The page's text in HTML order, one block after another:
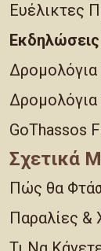
Ευέλικτες
GoThassos
Σχετικά
Πώς θα
Παραλίες &